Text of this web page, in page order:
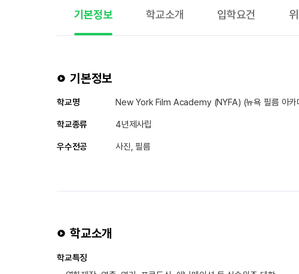
기본정보 학교소개 입학요건
기본정보
학교명 New York Film Academy (NYFA) (뉴욕 필름 아카
학교종류 4년제사립
우수전공 사진, 필름
학교소개
학교특징